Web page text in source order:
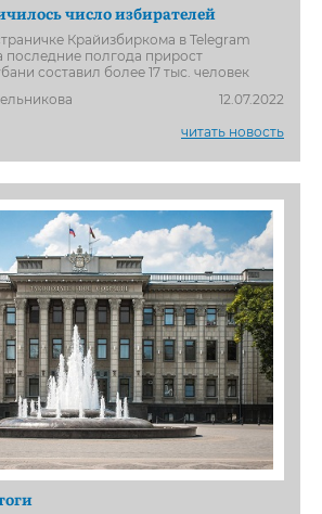
число избирателей
Крайизбиркома в Telegram
последние полгода прирост
составил более 17 тыс. человек
12.07.2022
читать новость